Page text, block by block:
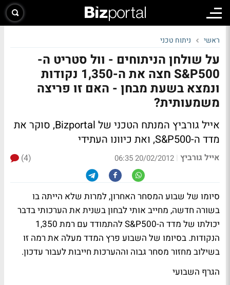
ראשי ניתוח טכני
על שולחן הניתוחים - וול סטריט ה-
S&P500 חצה את ה-1,350 נקודות
ונמצא בשעת מבחן - האם זו פריצה
משמעותית?
אייל גורביץ המנתח הטכני של Bizportal, סוקר את
מדד ה-S&P500, ואת כיוונו העתידי
אייל גורביץ |
20/02/2012 06:35
(4)
סיומו של שבוע המסחר האחרון, למרות שלא הייתה בו
בשורה חדשה, מחייב אותי לבחון בשנית את הערכותי בדבר
יכולתו של מדד ה-S&P500 להתמודד עם רמת 1,350
הנקודות. בסיומו של השבוע פרץ המדד מעלה את רמה זו
בשילוב מחזור מסחר גבוה וההערכות חייבות לעבור עדכון.
הגרף השבועי